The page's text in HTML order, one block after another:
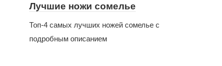
Лучшие ножи сомелье
Топ-4 самых лучших ножей сомелье с
подробным описанием